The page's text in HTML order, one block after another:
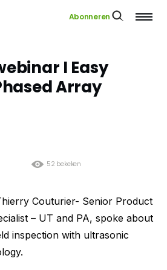
Abonneren
I Easy
Array
52 bekeken
Couturier- Senior Product
– UT and PA, spoke about
inspection with ultrasonic